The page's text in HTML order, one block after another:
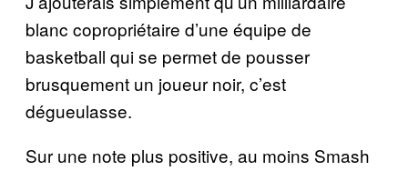
blanc copropriétaire d’une équipe de
basketball qui se permet de pousser
brusquement un joueur noir, c’est
dégueulasse.
Sur une note plus positive, au moins Smash